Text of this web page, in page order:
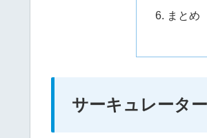
まとめ
サーキュレータ